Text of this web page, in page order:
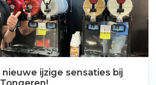
ijzige sensaties bij